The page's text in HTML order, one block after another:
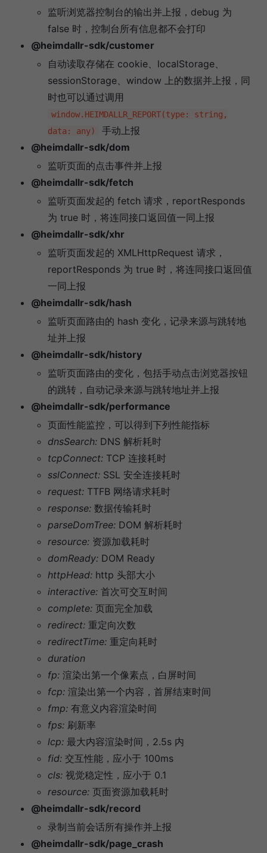
监听浏览器控制台的输出并上报，debug 为
false 时，控制台所有信息都不会打印
@heimdallr-sdk/customer
自动读取存储在 cookie、localStorage、
sessionStorage、window 上的数据并上报，同
时也可以通过调用
window.HEIMDALLR_REPORT(type: string,
data: any)
手动上报
@heimdallr-sdk/dom
监听页面的点击事件并上报
@heimdallr-sdk/fetch
监听页面发起的 fetch 请求，reportResponds
为 true 时，将连同接口返回值一同上报
@heimdallr-sdk/xhr
监听页面发起的 XMLHttpRequest 请求，
reportResponds 为 true 时，将连同接口返回值
一同上报
@heimdallr-sdk/hash
监听页面路由的 hash 变化，记录来源与跳转地
址并上报
@heimdallr-sdk/history
监听页面路由的变化，包括手动点击浏览器按钮
的跳转，自动记录来源与跳转地址并上报
@heimdallr-sdk/performance
页面性能监控，可以得到下列性能指标
dnsSearch: DNS 解析耗时
tcpConnect: TCP 连接耗时
sslConnect: SSL 安全连接耗时
request: TTFB 网络请求耗时
response: 数据传输耗时
parseDomTree: DOM 解析耗时
resource: 资源加载耗时
domReady: DOM Ready
httpHead: http 头部大小
interactive: 首次可交互时间
complete: 页面完全加载
redirect: 重定向次数
redirectTime: 重定向耗时
duration
fp: 渲染出第一个像素点，白屏时间
fcp: 渲染出第一个内容，首屏结束时间
fmp: 有意义内容渲染时间
fps: 刷新率
lcp: 最大内容渲染时间，2.5s 内
fid: 交互性能，应小于 100ms
cls: 视觉稳定性，应小于 0.1
resource: 页面资源加载耗时
@heimdallr-sdk/record
录制当前会话所有操作并上报
@heimdallr-sdk/page_crash